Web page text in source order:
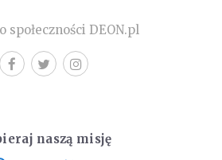
społeczności DEON.pl
naszą misję